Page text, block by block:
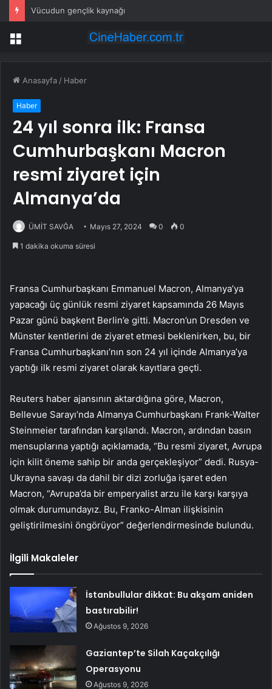
Vücudun gençlik kaynağı
Menü
Anasayfa / Haber
Haber
24 yıl sonra ilk: Fransa
Cumhurbaşkanı Macron
resmi ziyaret için
Almanya’da
ÜMİT SAVĞA Mayıs 27, 2024 0 0
1 dakika okuma süresi
Fransa Cumhurbaşkanı Emmanuel Macron, Almanya’ya
yapacağı üç günlük resmi ziyaret kapsamında 26 Mayıs
Pazar günü başkent Berlin’e gitti. Macron’un Dresden ve
Münster kentlerini de ziyaret etmesi beklenirken, bu, bir
Fransa Cumhurbaşkanı’nın son 24 yıl içinde Almanya’ya
yaptığı ilk resmi ziyaret olarak kayıtlara geçti.
Reuters haber ajansının aktardığına göre, Macron,
Bellevue Sarayı’nda Almanya Cumhurbaşkanı Frank-Walter
Steinmeier tarafından karşılandı. Macron, ardından basın
mensuplarına yaptığı açıklamada, “Bu resmi ziyaret, Avrupa
için kilit öneme sahip bir anda gerçekleşiyor” dedi. Rusya-
Ukrayna savaşı da dahil bir dizi zorluğa işaret eden
Macron, “Avrupa’da bir emperyalist arzu ile karşı karşıya
olmak durumundayız. Bu, Franko-Alman ilişkisinin
geliştirilmesini öngörüyor” değerlendirmesinde bulundu.
İlgili Makaleler
İstanbullular dikkat: Bu akşam aniden
bastırabilir!
Ağustos 9, 2026
Gaziantep’te Silah Kaçakçılığı
Operasyonu
Ağustos 9, 2026